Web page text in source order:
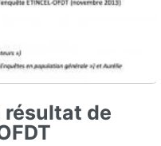
résultat de